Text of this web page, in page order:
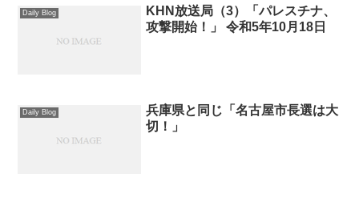
Daily Blog
KHN放送局（3）「パレスチナ、
攻撃開始！」 令和5年10月18日
Daily Blog
兵庫県と同じ「名古屋市長選は大
切！」